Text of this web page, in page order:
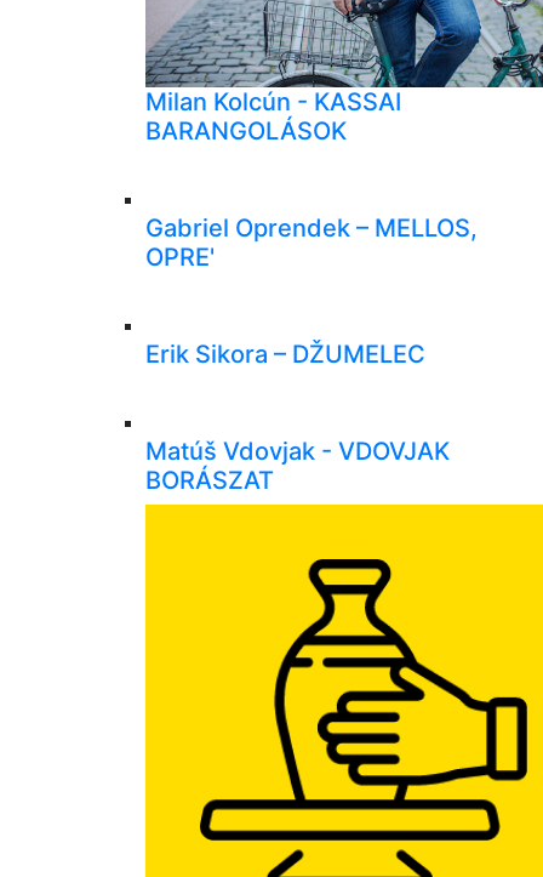
Milan Kolcún - KASSAI
BARANGOLÁSOK
Gabriel Oprendek – MELLOS,
OPRE'
Erik Sikora – DŽUMELEC
Matúš Vdovjak - VDOVJAK
BORÁSZAT